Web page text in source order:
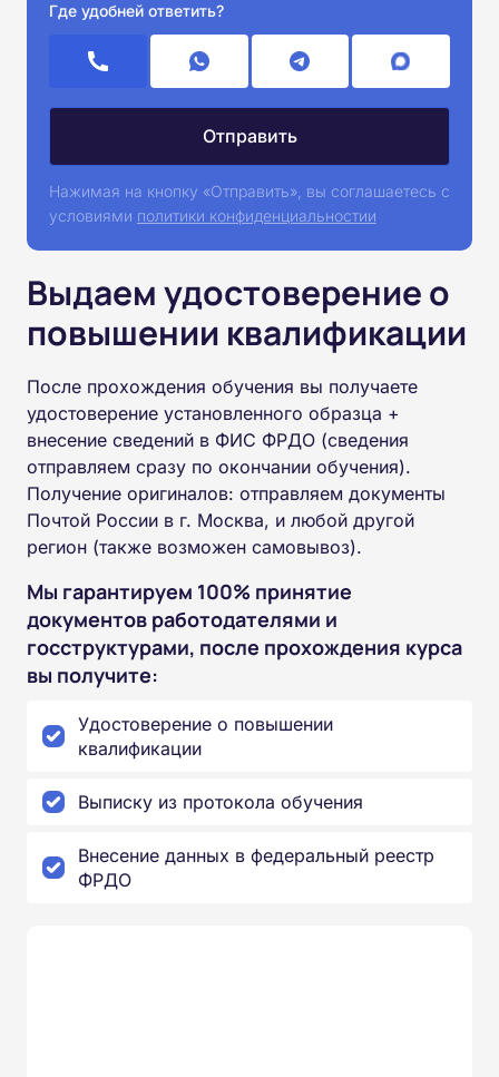
Где удобней ответить?
Нажимая на кнопку «Отправить», вы соглашаетесь с
условиями политики конфиденциальностии
Выдаем удостоверение о
повышении квалификации
После прохождения обучения вы получаете
удостоверение установленного образца +
внесение сведений в ФИС ФРДО (сведения
отправляем сразу по окончании обучения).
Получение оригиналов: отправляем документы
Почтой России в г. Москва, и любой другой
регион (также возможен самовывоз).
Мы гарантируем 100% принятие
документов работодателями и
госструктурами, после прохождения курса
вы получите:
Удостоверение о повышении
квалификации
Выписку из протокола обучения
Внесение данных в федеральный реестр
ФРДО